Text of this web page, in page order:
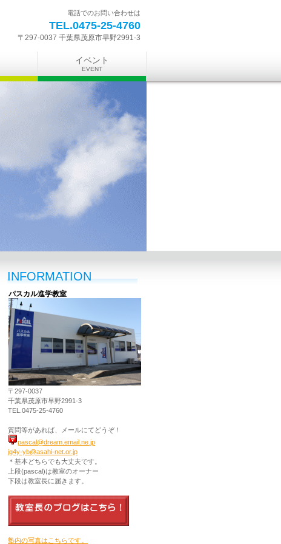
電話でのお問い合わせは
TEL.0475-25-4760
〒297-0037 千葉県茂原市早野2991-3
イベント
EVENT
INFORMATION
パスカル進学教室
〒297-0037
千葉県茂原市早野2991-3
TEL.0475-25-4760
質問等があれば、メールにてどうぞ！
pascal@dream.email.ne.jp
jg4y-yb@asahi-net.or.jp
＊基本どちらでも大丈夫です。
上段(pascal)は教室のオーナー
下段は教室長に届きます。
塾内の写真はこちらです。